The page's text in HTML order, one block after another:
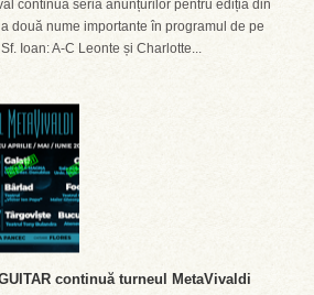
continuă seria anunțurilor pentru ediția din
două nume importante în programul de pe
Ioan: A-C Leonte și Charlotte...
continuă turneul MetaVivaldi